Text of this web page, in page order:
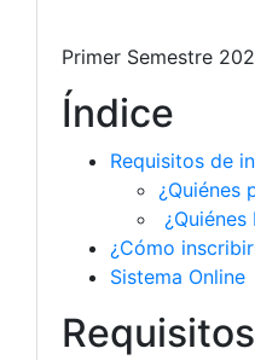
Primer Semestre
Índice
Requisitos de
¿Quiénes
¿Cómo
Sistema Online